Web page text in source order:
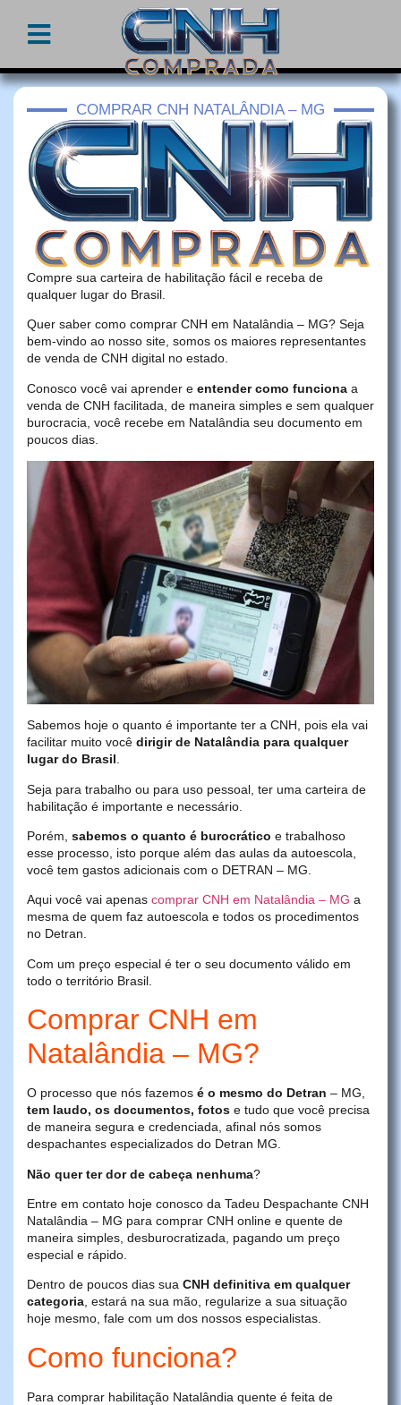
COMPRAR CNH NATALÂNDIA – MG
Compre sua carteira de habilitação fácil e receba de
qualquer lugar do Brasil.
Quer saber como comprar CNH em Natalândia – MG? Seja
bem-vindo ao nosso site, somos os maiores representantes
de venda de CNH digital no estado.
Conosco você vai aprender e entender como funciona a
venda de CNH facilitada, de maneira simples e sem qualquer
burocracia, você recebe em Natalândia seu documento em
poucos dias.
Sabemos hoje o quanto é importante ter a CNH, pois ela vai
facilitar muito você dirigir de Natalândia para qualquer
lugar do Brasil.
Seja para trabalho ou para uso pessoal, ter uma carteira de
habilitação é importante e necessário.
Porém, sabemos o quanto é burocrático e trabalhoso
esse processo, isto porque além das aulas da autoescola,
você tem gastos adicionais com o DETRAN – MG.
Aqui você vai apenas comprar CNH em Natalândia – MG a
mesma de quem faz autoescola e todos os procedimentos
no Detran.
Com um preço especial é ter o seu documento válido em
todo o território Brasil.
Comprar CNH em
Natalândia – MG?
O processo que nós fazemos é o mesmo do Detran – MG,
tem laudo, os documentos, fotos e tudo que você precisa
de maneira segura e credenciada, afinal nós somos
despachantes especializados do Detran MG.
Não quer ter dor de cabeça nenhuma?
Entre em contato hoje conosco da Tadeu Despachante CNH
Natalândia – MG para comprar CNH online e quente de
maneira simples, desburocratizada, pagando um preço
especial e rápido.
Dentro de poucos dias sua CNH definitiva em qualquer
categoria, estará na sua mão, regularize a sua situação
hoje mesmo, fale com um dos nossos especialistas.
Como funciona?
Para comprar habilitação Natalândia quente é feita de